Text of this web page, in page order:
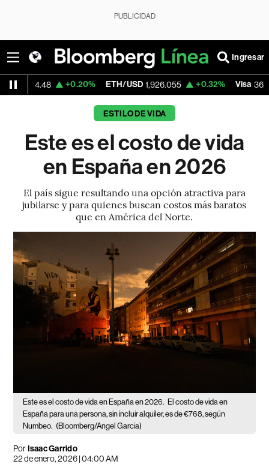
PUBLICIDAD
Ingresar
+0.20% ETH/USD 1,926.055 +0.32% Visa 362.50 -
ESTILO DE VIDA
Este es el costo de vida
en España en 2026
El país sigue resultando una opción atractiva para
jubilarse y para quienes buscan costos más baratos
que en América del Norte.
Este es el costo de vida en España en 2026. El costo de vida en
España para una persona, sin incluir alquiler, es de €768, según
Numbeo. (Bloomberg/Angel Garcia)
PorIsaac Garrido
22 de enero, 2026 | 04:00 AM